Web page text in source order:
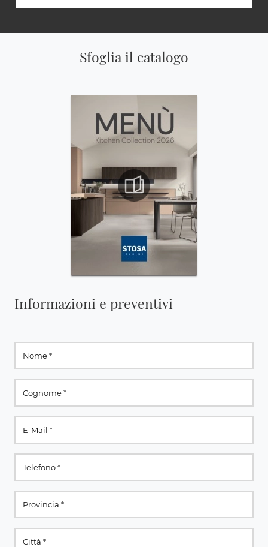
Sfoglia il catalogo
Informazioni e preventivi